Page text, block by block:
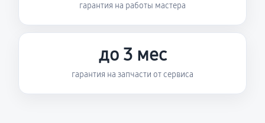
гарантия на работы мастера
до 3 мес
гарантия на запчасти от сервиса